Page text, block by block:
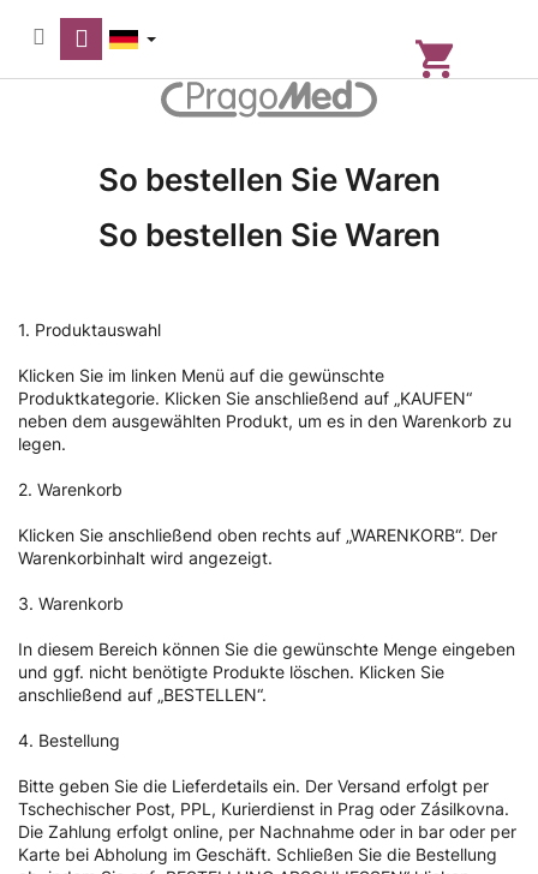
Inhalt
springen
Warenkorb
So bestellen Sie Waren
So bestellen Sie Waren
1. Produktauswahl
Klicken Sie im linken Menü auf die gewünschte
Produktkategorie. Klicken Sie anschließend auf „KAUFEN“
neben dem ausgewählten Produkt, um es in den Warenkorb zu
legen.
2. Warenkorb
Klicken Sie anschließend oben rechts auf „WARENKORB“. Der
Warenkorbinhalt wird angezeigt.
3. Warenkorb
In diesem Bereich können Sie die gewünschte Menge eingeben
und ggf. nicht benötigte Produkte löschen. Klicken Sie
anschließend auf „BESTELLEN“.
4. Bestellung
Bitte geben Sie die Lieferdetails ein. Der Versand erfolgt per
Tschechischer Post, PPL, Kurierdienst in Prag oder Zásilkovna.
Die Zahlung erfolgt online, per Nachnahme oder in bar oder per
Karte bei Abholung im Geschäft. Schließen Sie die Bestellung